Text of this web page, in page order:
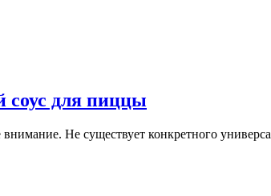
соус для пиццы
Не существует конкретного